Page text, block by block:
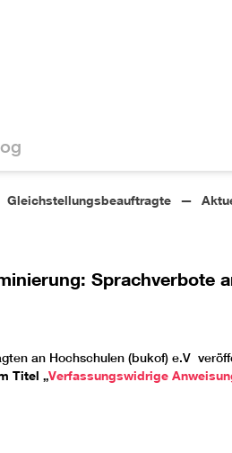
Gleichstellungsbeauftragte
Sprachverbote
an Hochschulen (bukof) e.V
Titel „Verfassungswidrige